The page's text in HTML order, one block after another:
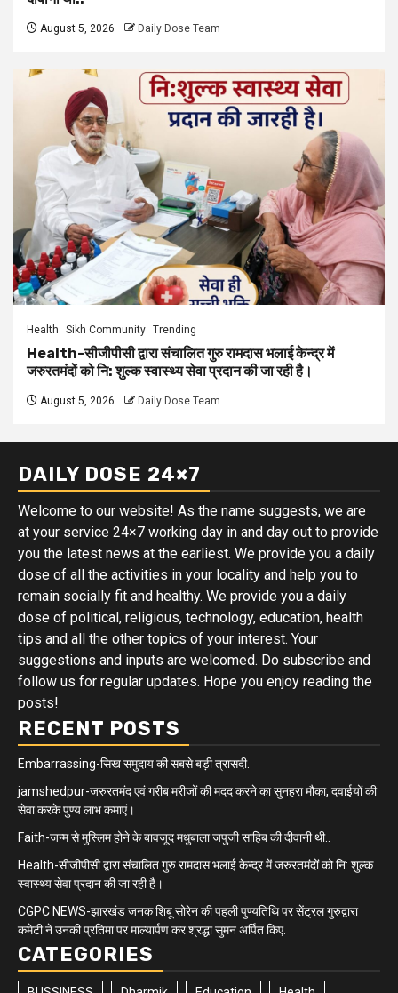
August 5, 2026 Daily Dose Team
Health Sikh Community Trending
Health-सीजीपीसी द्वारा संचालित गुरु रामदास भलाई केन्द्र में
जरुरतमंदों को नि: शुल्क स्वास्थ्य सेवा प्रदान की जा रही है।
August 5, 2026 Daily Dose Team
DAILY DOSE 24×7
Welcome to our website! As the name suggests, we are
at your service 24×7 working day in and day out to provide
you the latest news at the earliest. We provide you a daily
dose of all the activities in your locality and help you to
remain socially fit and healthy. We provide you a daily
dose of political, religious, technology, education, health
tips and all the other topics of your interest. Your
suggestions and inputs are welcomed. Do subscribe and
follow us for regular updates. Hope you enjoy reading the
posts!
RECENT POSTS
Embarrassing-सिख समुदाय की सबसे बड़ी त्रासदी.
jamshedpur-जरुरतमंद एवं गरीब मरीजों की मदद करने का सुनहरा मौका, दवाईयों की
सेवा करके पुण्य लाभ कमाएं।
Faith-जन्म से मुस्लिम होने के बावजूद मधुबाला जपुजी साहिब की दीवानी थी..
Health-सीजीपीसी द्वारा संचालित गुरु रामदास भलाई केन्द्र में जरुरतमंदों को नि: शुल्क
स्वास्थ्य सेवा प्रदान की जा रही है।
CGPC NEWS-झारखंड जनक शिबू सोरेन की पहली पुण्यतिथि पर सेंट्रल गुरुद्वारा
कमेटी ने उनकी प्रतिमा पर माल्यार्पण कर श्रद्धा सुमन अर्पित किए.
CATEGORIES